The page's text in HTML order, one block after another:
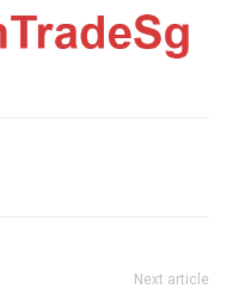
Next article